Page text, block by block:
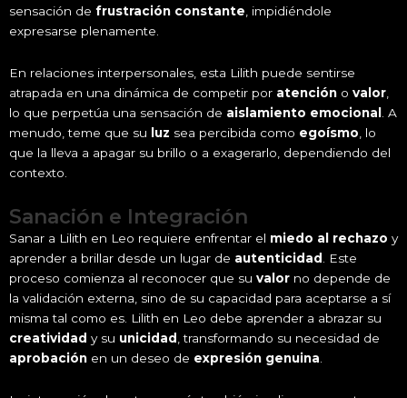
sensación de frustración constante, impidiéndole
expresarse plenamente.
En relaciones interpersonales, esta Lilith puede sentirse
atrapada en una dinámica de competir por atención o valor,
lo que perpetúa una sensación de aislamiento emocional . A
menudo, teme que su
luz sea percibida como egoísmo, lo
que la lleva a apagar su brillo o a exagerarlo, dependiendo del
contexto.
Sanación e Integración
Sanar a Lilith en Leo requiere enfrentar el miedo al rechazo y
aprender a brillar desde un lugar de autenticidad . Este
proceso comienza al reconocer que su valor no depende de
la validación externa, sino de su capacidad para aceptarse a sí
misma tal como es. Lilith en Leo debe aprender a abrazar su
creatividad y su unicidad , transformando su necesidad de
aprobación en un deseo de expresión genuina.